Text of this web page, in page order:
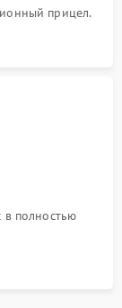
прицел.
в полностью